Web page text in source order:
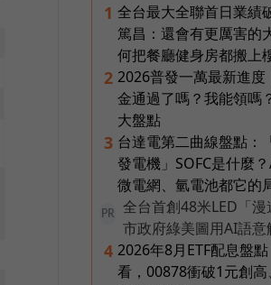
1 全台最大全聯首日業績
篤昌：還會有更厲害的
何把餐廳健身房都搬上
2 2026普發一萬最新進度
金通過了嗎？我能領嗎
大盤點
3 台達電第二曲線盤點：
發電機」SOFC是什麼？
微電網、氫電池都它的
PR
全台首創48米LED「
市政府綠美圖用AI語意
4 2026年8月ETF配息盤
看，00878衝破1元創